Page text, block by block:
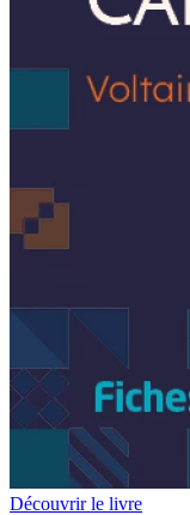
Découvrir le livre